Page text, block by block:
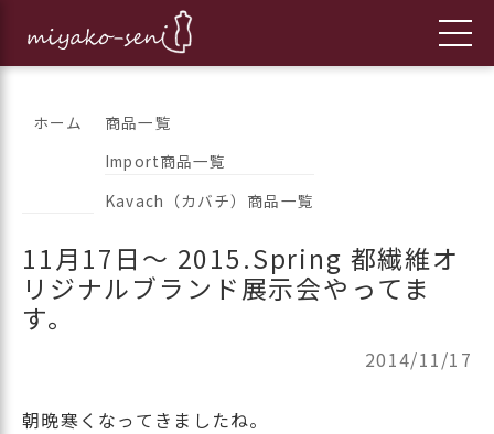
へ
ス
キ
フランス、イタリア、アメリカ
のインポートファッションとオ
都繊維の日々のニュースをお伝えします
ホーム
商品一覧
Import商品一覧
Kavach（カバチ）商品一覧
11月17日～ 2015.Spring 都繊維オ
リジナルブランド展示会やってま
す。
2014/11/17
朝晩寒くなってきましたね。